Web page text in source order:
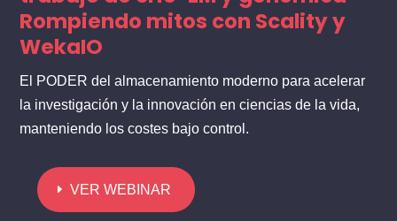
Rompiendo mitos con Scality y
WekaIO
El PODER del almacenamiento moderno para acelerar
la investigación y la innovación en ciencias de la vida,
manteniendo los costes bajo control.
VER WEBINAR